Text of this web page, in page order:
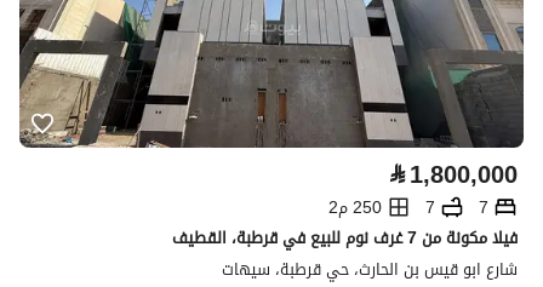
⃁1,800,000
7
7
250 م2
فيلا مكونة من 7 غرف نوم للبيع في قرطبة، القطيف
شارع ابو قيس بن الحارث، حي قرطبة، سيهات